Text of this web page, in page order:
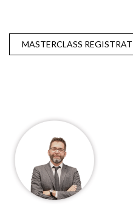
MASTERCLASS